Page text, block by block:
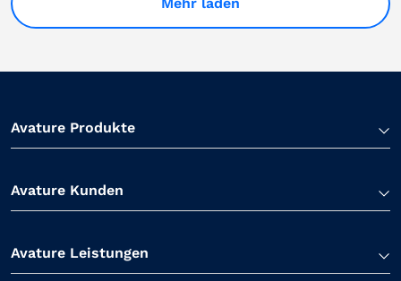
Avature Produkte
Avature Kunden
Avature Leistungen